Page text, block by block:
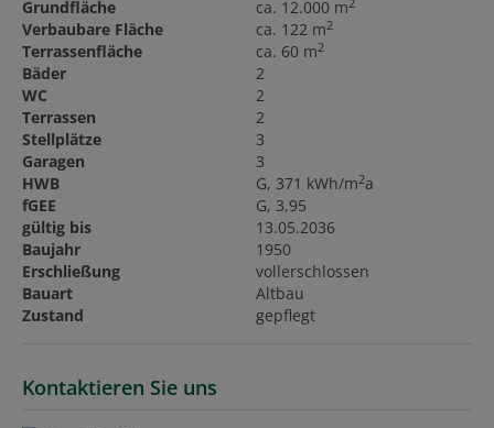
Grundfläche ca. 12.000 m2
Verbaubare Fläche ca. 122 m2
Terrassenfläche ca. 60 m2
Bäder
2
WC
2
Terrassen
2
Stellplätze
3
Garagen
3
HWB
G, 371 kWh/m2a
fGEE
G, 3,95
gültig bis
13.05.2036
Baujahr
1950
Erschließung
vollerschlossen
Bauart
Altbau
Zustand
gepflegt
Kontaktieren Sie uns